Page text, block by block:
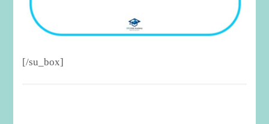
[/su_box]